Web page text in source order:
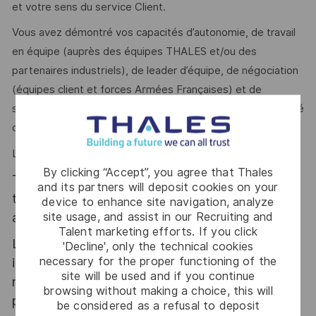
By clicking “Accept”, you agree that Thales
and its partners will deposit cookies on your
device to enhance site navigation, analyze
site usage, and assist in our Recruiting and
Talent marketing efforts. If you click
'Decline', only the technical cookies
necessary for the proper functioning of the
site will be used and if you continue
browsing without making a choice, this will
be considered as a refusal to deposit
et votre sens du service Client.
Vous avez démontré vos capacités d’autonomie, de travail
en équipe (auprès des équipes THALES et/ou des
partenaires industriels), de leader d’équipe, de négociation
(équipes client et forces Armées Françaises) et de
supporter les responsabilités des activités qui vous ont été
confiées.
Le poste peut être basé à Fleury Les Aubrais ou à Massy.
Thales, entreprise Handi-Engagée, reconnait
tous les talents. La diversité est notre meilleur
atout. Postulez et rejoignez nous !
Le poste pouvant nécessiter d'accéder à des
informations relevant du secret de la défense
nationale, la personne retenue fera l'objet d'une
procédure d’habilitation, conformément aux